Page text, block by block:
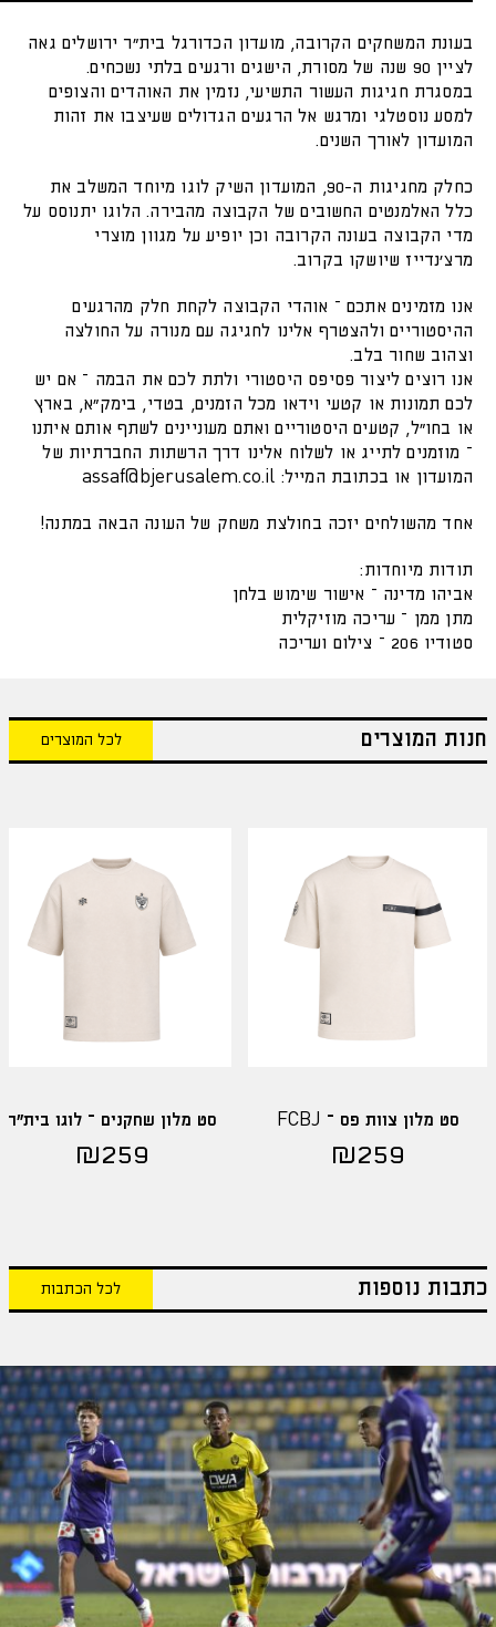
בעונת המשחקים הקרובה, מועדון הכדורגל בית"ר ירושלים גאה
לציין 90 שנה של מסורת, הישגים ורגעים בלתי נשכחים.
במסגרת חגיגות העשור התשיעי, נזמין את האוהדים והצופים
למסע נוסטלגי ומרגש אל הרגעים הגדולים שעיצבו את זהות
המועדון לאורך השנים.
כחלק מחגיגות ה-90, המועדון השיק לוגו מיוחד המשלב את
כלל האלמנטים החשובים של הקבוצה מהבירה. הלוגו יתנוסס על
מדי הקבוצה בעונה הקרובה וכן יופיע על מגוון מוצרי
מרצ'נדייז שיושקו בקרוב.
אנו מזמינים אתכם – אוהדי הקבוצה לקחת חלק מהרגעים
ההיסטוריים ולהצטרף אלינו לחגיגה עם מנורה על החולצה
וצהוב שחור בלב.
אנו רוצים ליצור פסיפס היסטורי ולתת לכם את הבמה – אם יש
לכם תמונות או קטעי וידאו מכל הזמנים, בטדי, בימק"א, בארץ
או בחו"ל, קטעים היסטוריים ואתם מעוניינים לשתף אותם איתנו
– מוזמנים לתייג או לשלוח אלינו דרך הרשתות החברתיות של
המועדון או בכתובת המייל: assaf@bjerusalem.co.il
אחד מהשולחים יזכה בחולצת משחק של העונה הבאה במתנה!
תודות מיוחדות:
אביהו מדינה – אישור שימוש בלחן
מתן ממן – עריכה מוזיקלית
סטודיו 206 – צילום ועריכה
חנות המוצרים לכל המוצרים
סט מלון צוות פס – FCBJ
₪259
סט מלון שחקנים – לוגו בית"ר
₪259
כתבות נוספות לכל הכתבות